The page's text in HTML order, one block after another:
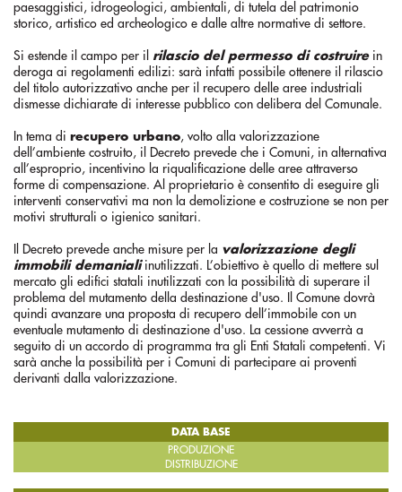
paesaggistici, idrogeologici, ambientali, di tutela del patrimonio
storico, artistico ed archeologico e dalle altre normative di settore.
Si estende il campo per il rilascio del permesso di costruirein
deroga ai regolamenti edilizi: sarà infatti possibile ottenere il rilascio
del titolo autorizzativo anche per il recupero delle aree industriali
dismesse dichiarate di interesse pubblico con delibera del Comunale.
In tema di recupero urbano, volto alla valorizzazione
dell’ambiente costruito, il Decreto prevede che i Comuni, in alternativa
all’esproprio, incentivino la riqualificazione delle aree attraverso
forme di compensazione. Al proprietario è consentito di eseguire gli
interventi conservativi ma non la demolizione e costruzione se non per
motivi strutturali o igienico sanitari.
Il Decreto prevede anche misure per la valorizzazione degli
immobili demanialiinutilizzati. L’obiettivo è quello di mettere sul
mercato gli edifici statali inutilizzati con la possibilità di superare il
problema del mutamento della destinazione d'uso. Il Comune dovrà
quindi avanzare una proposta di recupero dell’immobile con un
eventuale mutamento di destinazione d'uso. La cessione avverrà a
seguito di un accordo di programma tra gli Enti Statali competenti. Vi
sarà anche la possibilità per i Comuni di partecipare ai proventi
derivanti dalla valorizzazione.
DATA BASE
PRODUZIONE
DISTRIBUZIONE